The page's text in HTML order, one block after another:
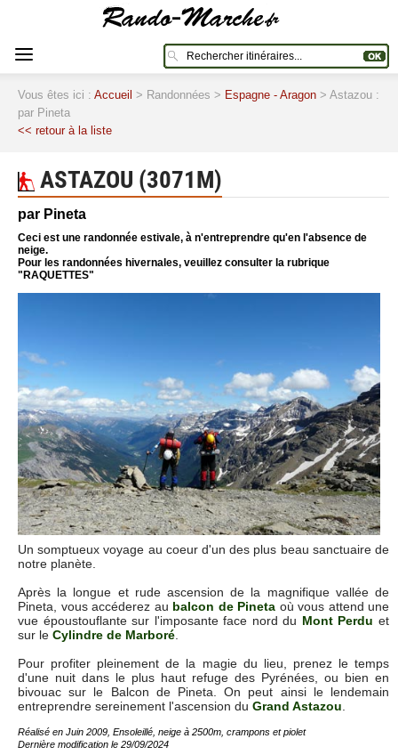
Vous êtes ici : Accueil > Randonnées > Espagne - Aragon > Astazou :
par Pineta
<< retour à la liste
ASTAZOU (3071M)
par Pineta
Ceci est une randonnée estivale, à n'entreprendre qu'en l'absence de
neige.
Pour les randonnées hivernales, veuillez consulter la rubrique
"RAQUETTES"
Un somptueux voyage au coeur d'un des plus beau sanctuaire de
notre planète.
Après la longue et rude ascension de la magnifique vallée de
Pineta, vous accéderez au balcon de Pineta où vous attend une
vue époustouflante sur l'imposante face nord du Mont Perdu et
sur le Cylindre de Marboré
Pour profiter pleinement de la magie du lieu, prenez le temps
d'une nuit dans le plus haut refuge des Pyrénées, ou bien en
bivouac sur le Balcon de Pineta. On peut ainsi le lendemain
entreprendre sereinement l'ascension du Grand Astazou
Réalisé en Juin 2009, Ensoleillé, neige à 2500m, crampons et piolet
Dernière modification le 29/09/2024